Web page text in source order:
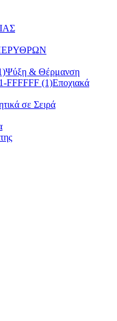
Ψύξη & Θέρμανση
Εποχιακά
σε Σειρά